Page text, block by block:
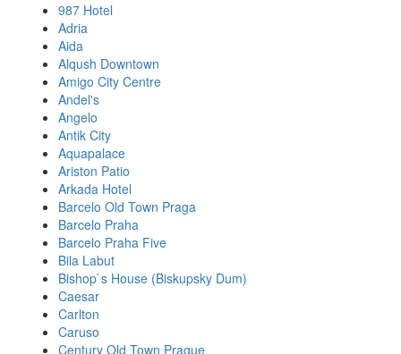
987 Hotel
Adria
Aida
Alqush Downtown
Amigo City Centre
Andel's
Angelo
Antik City
Aquapalace
Ariston Patio
Arkada Hotel
Barcelo Old Town Praga
Barcelo Praha
Barcelo Praha Five
Bila Labut
Bishop`s House (Biskupsky Dum)
Caesar
Carlton
Caruso
Century Old Town Prague